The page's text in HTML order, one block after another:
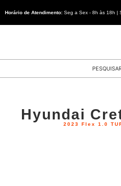
Horário de Atendimento: Seg a Sex - 8h às 18h |
Hyundai
2023 Flex 1.0